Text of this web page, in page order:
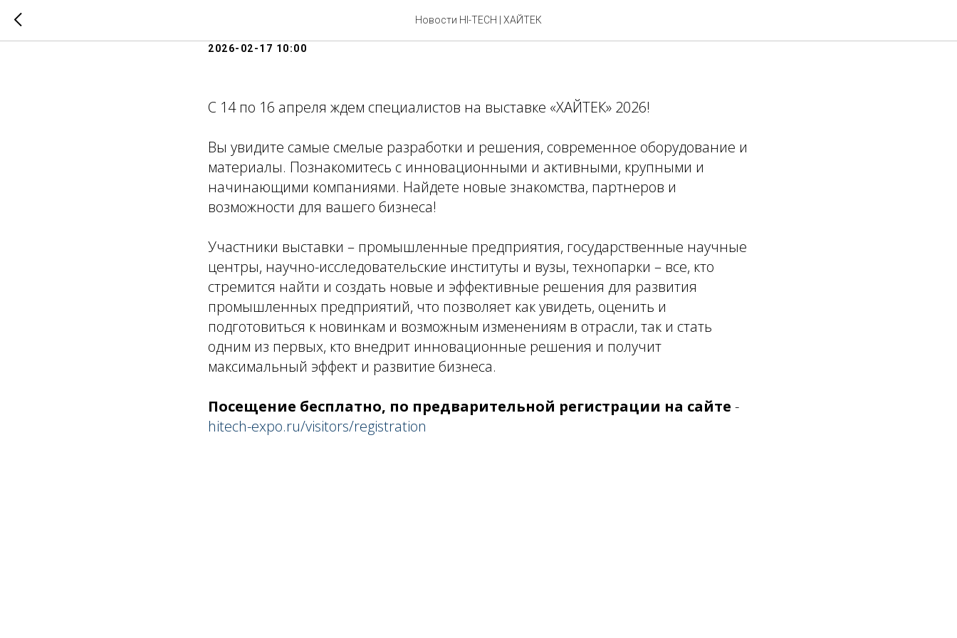
Новости HI-TECH | ХАЙТЕК
Приглашаем посетителей выставки
2026-02-17 10:00
С 14 по 16 апреля ждем специалистов на выставке «ХАЙТЕК» 2026!
Вы увидите самые смелые разработки и решения, современное оборудование и
материалы. Познакомитесь с инновационными и активными, крупными и
начинающими компаниями. Найдете новые знакомства, партнеров и
возможности для вашего бизнеса!
Участники выставки – промышленные предприятия, государственные научные
центры, научно-исследовательские институты и вузы, технопарки – все, кто
стремится найти и создать новые и эффективные решения для развития
промышленных предприятий, что позволяет как увидеть, оценить и
подготовиться к новинкам и возможным изменениям в отрасли, так и стать
одним из первых, кто внедрит инновационные решения и получит
максимальный эффект и развитие бизнеса.
Посещение бесплатно, по предварительной регистрации на сайте -
hitech-expo.ru/visitors/registration